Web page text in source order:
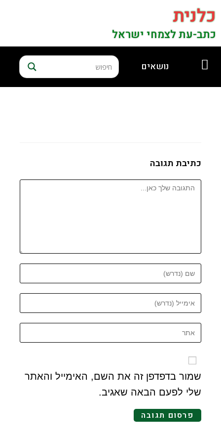
כלנית
כתב-עת לצמחי ישראל
נושאים
כתיבת תגובה
שמור בדפדפן זה את השם, האימייל והאתר
שלי לפעם הבאה שאגיב.